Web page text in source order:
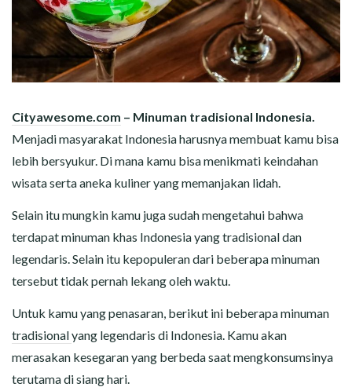
Cityawesome.com – Minuman tradisional Indonesia.
Menjadi masyarakat Indonesia harusnya membuat kamu bisa
lebih bersyukur. Di mana kamu bisa menikmati keindahan
wisata serta aneka kuliner yang memanjakan lidah.
Selain itu mungkin kamu juga sudah mengetahui bahwa
terdapat minuman khas Indonesia yang tradisional dan
legendaris. Selain itu kepopuleran dari beberapa minuman
tersebut tidak pernah lekang oleh waktu.
Untuk kamu yang penasaran, berikut ini beberapa minuman
tradisionalyang legendaris di Indonesia. Kamu akan
merasakan kesegaran yang berbeda saat mengkonsumsinya
terutama di siang hari.